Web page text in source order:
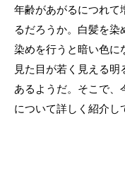
年齢があがるにつれて
るだろうか。白髪を
染めを行うと暗い色に
見た目が若く見える
あるようだ。そこで、
について詳しく紹介し